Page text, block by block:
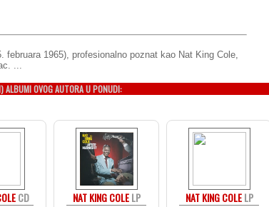
februara 1965), profesionalno poznat kao Nat King Cole,
...
ALBUMI OVOG AUTORA U PONUDI:
CD
NAT KING COLELP
NAT KING COLELP